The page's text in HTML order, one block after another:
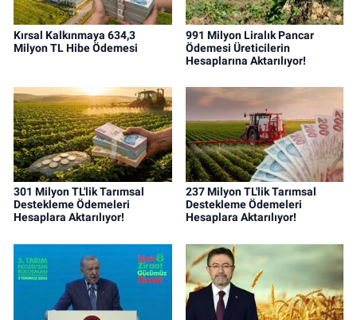
Kırsal Kalkınmaya 634,3
Milyon TL Hibe Ödemesi
991 Milyon Liralık Pancar
Ödemesi Üreticilerin
Hesaplarına Aktarılıyor!
301 Milyon TL'lik Tarımsal
Destekleme Ödemeleri
Hesaplara Aktarılıyor!
237 Milyon TL'lik Tarımsal
Destekleme Ödemeleri
Hesaplara Aktarılıyor!